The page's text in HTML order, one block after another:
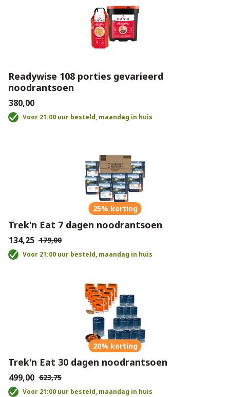
Readywise 108 porties gevarieerd
noodrantsoen
€380,00
Voor 21:00 uur besteld, maandag in huis
25% korting
Trek'n Eat 7 dagen noodrantsoen
€134,25 €179,00
Voor 21:00 uur besteld, maandag in huis
20% korting
Trek'n Eat 30 dagen noodrantsoen
€499,00 €623,75
Voor 21:00 uur besteld, maandag in huis